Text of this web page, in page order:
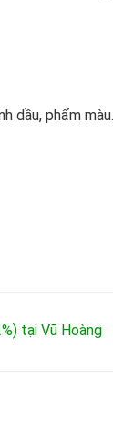
dầu, phẩm
tại Vũ Hoàng